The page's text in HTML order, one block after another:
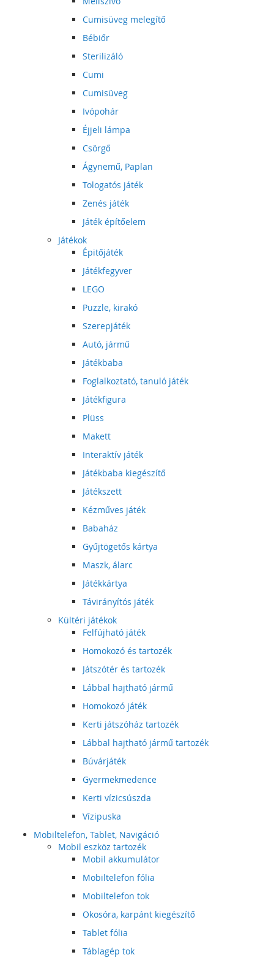
Cumisüveg melegítő
Bébiőr
Sterilizáló
Cumi
Cumisüveg
Ivópohár
Éjjeli lámpa
Csörgő
Ágynemű, Paplan
Tologatós játék
Zenés játék
Játék építőelem
Játékok
Épitőjáték
Játékfegyver
LEGO
Puzzle, kirakó
Szerepjáték
Autó, jármű
Játékbaba
Foglalkoztató, tanuló játék
Játékfigura
Plüss
Makett
Interaktív játék
Játékbaba kiegészítő
Játékszett
Kézműves játék
Babaház
Gyűjtögetős kártya
Maszk, álarc
Játékkártya
Távirányítós játék
Kültéri játékok
Felfújható játék
Homokozó és tartozék
Játszótér és tartozék
Lábbal hajtható jármű
Homokozó játék
Kerti játszóház tartozék
Lábbal hajtható jármű tartozék
Búvárjáték
Gyermekmedence
Kerti vízicsúszda
Vízipuska
Mobiltelefon, Tablet, Navigáció
Mobil eszköz tartozék
Mobil akkumulátor
Mobiltelefon fólia
Mobiltelefon tok
Okosóra, karpánt kiegészítő
Tablet fólia
Táblagép tok